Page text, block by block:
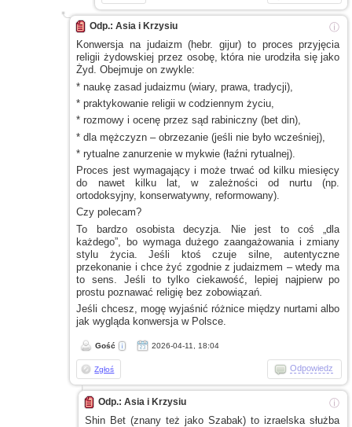
ⓘ
Odp.: Asia i Krzysiu
Konwersja na judaizm (hebr. gijur) to proces przyjęcia
religii żydowskiej przez osobę, która nie urodziła się jako
Żyd. Obejmuje on zwykle:
* naukę zasad judaizmu (wiary, prawa, tradycji),
* praktykowanie religiiw codziennym życiu,
* rozmowyi ocenę przez sąd rabiniczny (bet din),
* dla mężczyzn – obrzezanie (jeśli nie było wcześniej),
* rytualne zanurzeniew mykwie (łaźni rytualnej).
Proces jest wymagającyi może trwać od kilku miesięcy
do nawet kilku lat,w zależności od nurtu (np.
ortodoksyjny, konserwatywny, reformowany).
Czy polecam?
To bardzo osobista decyzja. Nie jest to coś „dla
każdego”, bo wymaga dużego zaangażowania i zmiany
stylu życia. Jeśli ktoś czuje silne, autentyczne
przekonanie i chce żyć zgodniez judaizmem – wtedy ma
to sens. Jeśli to tylko ciekawość, lepiej najpierw po
prostu poznawać religię bez zobowiązań.
Jeśli chcesz, mogę wyjaśnić różnice między nurtami albo
jak wygląda konwersjaw Polsce.
Gość 2026-04-11, 18:04
Zgłoś Odpowiedz
ⓘ
Odp.: Asia i Krzysiu
Shin Bet (znany też jako Szabak) to izraelska służba